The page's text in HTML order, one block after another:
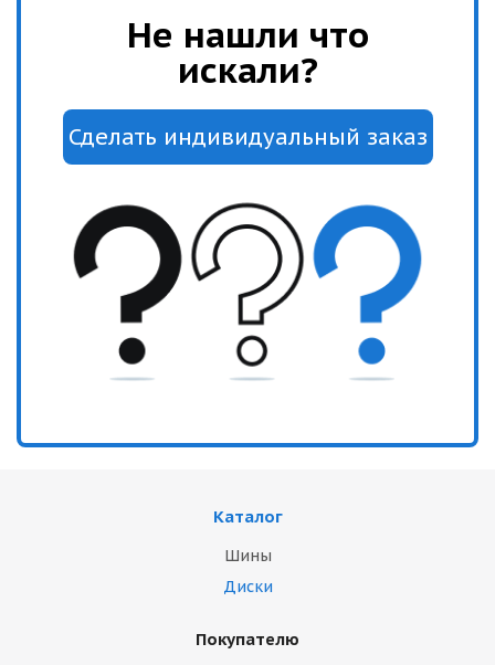
Не нашли что
искали?
Каталог
Шины
Диски
Покупателю